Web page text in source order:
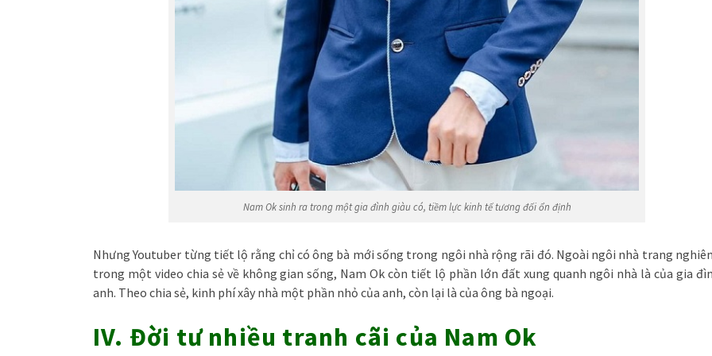
Nam Ok sinh ra trong một gia đình giàu có, tiềm lực kinh tế tương đối ổn định
Nhưng Youtuber từng tiết lộ rằng chỉ có ông bà mới sống trong ngôi nhà rộng rãi đó. Ngoài ngôi nhà trang
trong một video chia sẻ về không gian sống, Nam Ok còn tiết lộ phần lớn đất xung quanh ngôi nhà là của gia
anh. Theo chia sẻ, kinh phí xây nhà một phần nhỏ của anh, còn lại là của ông bà ngoại.
IV. Đời tư nhiều tranh cãi của Nam Ok